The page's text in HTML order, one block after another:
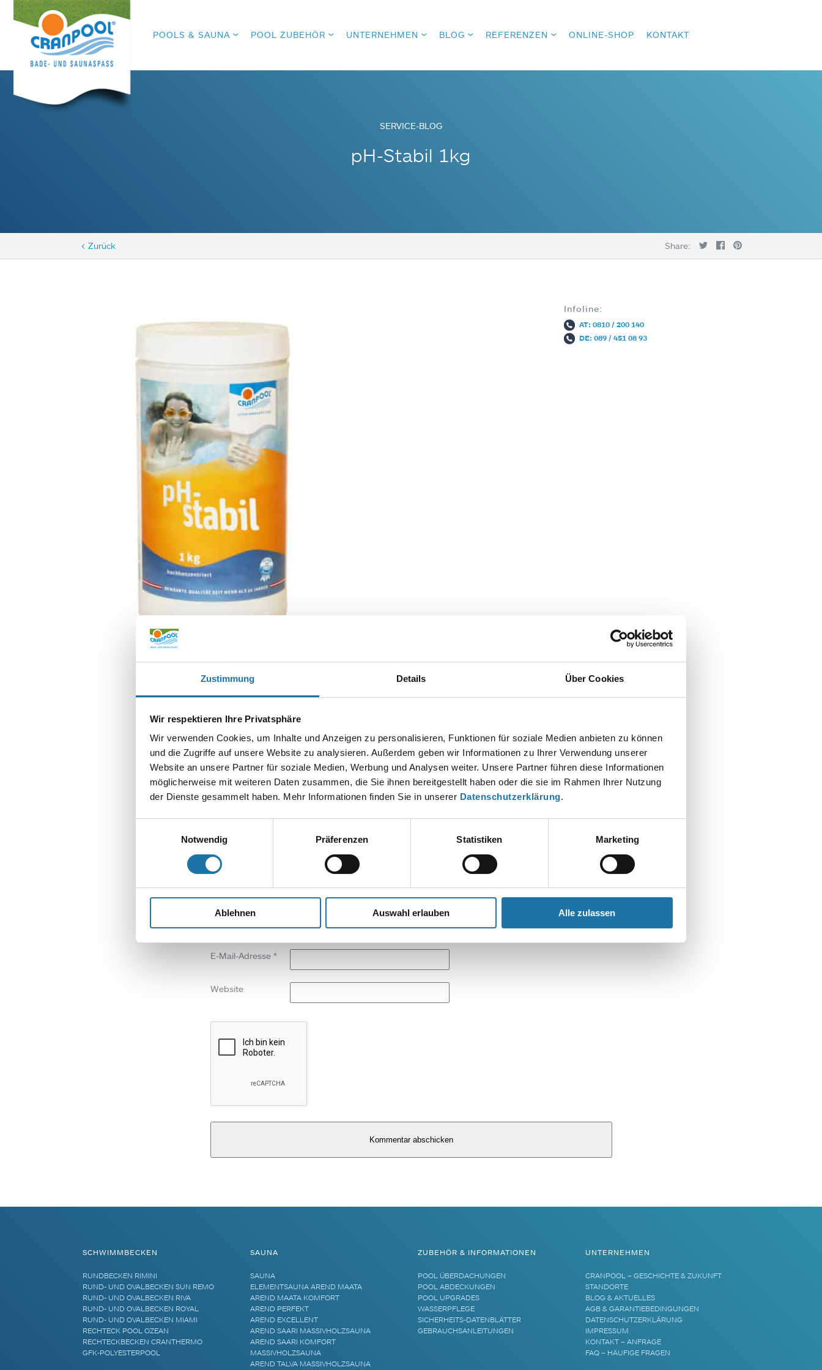
Zustimmung Details Über Cookies
Wir respektieren Ihre Privatsphäre
Wir verwenden Cookies, um Inhalte und Anzeigen zu personalisieren, Funktionen für soziale Medien anbieten zu können
und die Zugriffe auf unsere Website zu analysieren. Außerdem geben wir Informationen zu Ihrer Verwendung unserer
Website an unsere Partner für soziale Medien, Werbung und Analysen weiter. Unsere Partner führen diese Informationen
möglicherweise mit weiteren Daten zusammen, die Sie ihnen bereitgestellt haben oder die sie im Rahmen Ihrer Nutzung
der Dienste gesammelt haben. Mehr Informationen finden Sie in unserer Datenschutzerklärung.
Notwendig
Präferenzen Statistiken Marketing
Ablehnen Auswahl erlauben Alle zulassen
POOLS & SAUNA POOL ZUBEHÖR UNTERNEHMEN BLOG REFERENZEN ONLINE-SHOP KONTAKT
SERVICE-BLOG
pH-Stabil 1kg
< Zurück Share:
Infoline:
AT: 0810 / 200 140
DE: 089 / 451 08 93
Christian Haas
SCHREIBE EINEN KOMMENTAR
E-Mail-Adresse *
Website
SCHWIMMBECKEN
RUNDBECKEN RIMINI
RUND- UND OVALBECKEN SUN REMO
RUND- UND OVALBECKEN RIVA
RUND- UND OVALBECKEN ROYAL
RUND- UND OVALBECKEN MIAMI
RECHTECK POOL OZEAN
RECHTECKBECKEN CRANTHERMO
GFK-POLYESTERPOOL
SAUNA
SAUNA
ELEMENTSAUNA AREND MAATA
AREND MAATA KOMFORT
AREND PERFEKT
AREND EXCELLENT
AREND SAARI MASSIVHOLZSAUNA
AREND SAARI KOMFORT
MASSIVHOLZSAUNA
AREND TALVA MASSIVHOLZSAUNA
ZUBEHÖR & INFORMATIONEN
POOL ÜBERDACHUNGEN
POOL ABDECKUNGEN
POOL UPGRADES
WASSERPFLEGE
SICHERHEITS-DATENBLÄTTER
GEBRAUCHSANLEITUNGEN
UNTERNEHMEN
CRANPOOL – GESCHICHTE & ZUKUNFT
STANDORTE
BLOG & AKTUELLES
AGB & GARANTIEBEDINGUNGEN
DATENSCHUTZERKLÄRUNG
IMPRESSUM
KONTAKT – ANFRAGE
FAQ – HÄUFIGE FRAGEN